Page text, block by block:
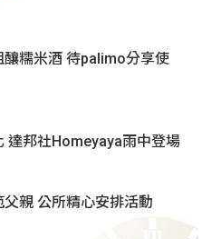
釀糯米酒 待palimo分享使
達邦社Homeyaya雨中登場
親 公所精心安排活動